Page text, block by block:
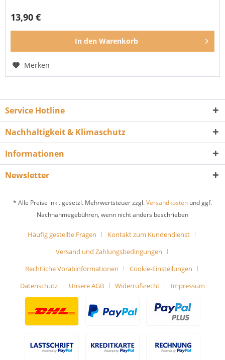
13,90 €
In den Warenkorb
Merken
Service Hotline
Nachhaltigkeit & Klimaschutz
Informationen
Newsletter
* Alle Preise inkl. gesetzl. Mehrwertsteuer zzgl.Versandkosten und ggf.
Nachnahmegebühren, wenn nicht anders beschrieben
Häufig gestellte Fragen
Kontakt zum Kundendienst
Versand und Zahlungsbedingungen
Rechtliche Vorabinformationen
Cookie-Einstellungen
Datenschutz
Unsere AGB Widerrufsrecht Impressum